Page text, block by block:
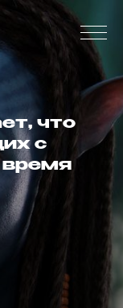
что
с
время